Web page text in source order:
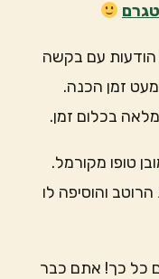
הודעות עם בקשה
זמן הכנה.
בכלום זמן.
טופו מקורמל.
והוסיפה לו
כל כך! אתם כבר